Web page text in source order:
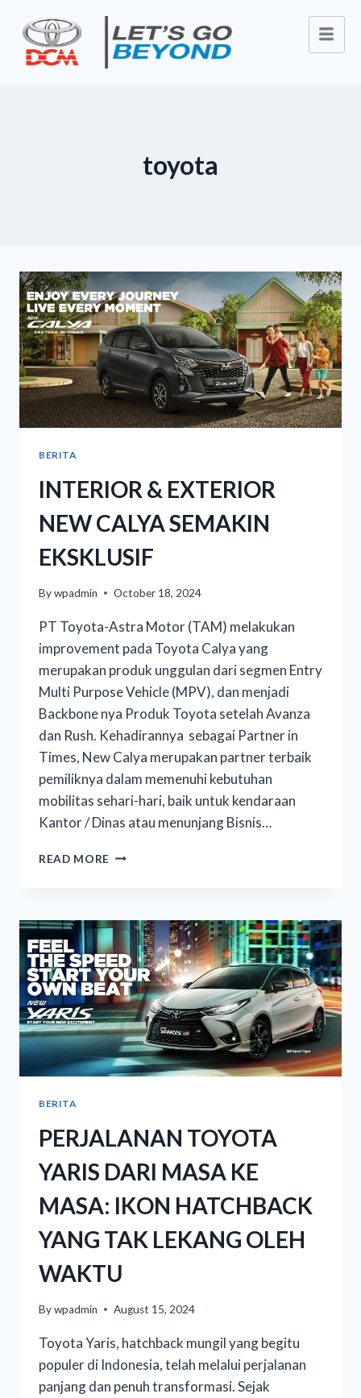
toyota
BERITA
INTERIOR & EXTERIOR
NEW CALYA SEMAKIN
EKSKLUSIF
Bywpadmin October 18, 2024
PT Toyota-Astra Motor (TAM) melakukan
improvement pada Toyota Calya yang
merupakan produk unggulan dari segmen Entry
Multi Purpose Vehicle (MPV), dan menjadi
Backbone nya Produk Toyota setelah Avanza
dan Rush. Kehadirannya sebagai Partner in
Times, New Calya merupakan partner terbaik
pemiliknya dalam memenuhi kebutuhan
mobilitas sehari-hari, baik untuk kendaraan
Kantor / Dinas atau menunjang Bisnis…
READ MORE
BERITA
PERJALANAN TOYOTA
YARIS DARI MASA KE
MASA: IKON HATCHBACK
YANG TAK LEKANG OLEH
WAKTU
Bywpadmin August 15, 2024
Toyota Yaris, hatchback mungil yang begitu
populer di Indonesia, telah melalui perjalanan
panjang dan penuh transformasi. Sejak